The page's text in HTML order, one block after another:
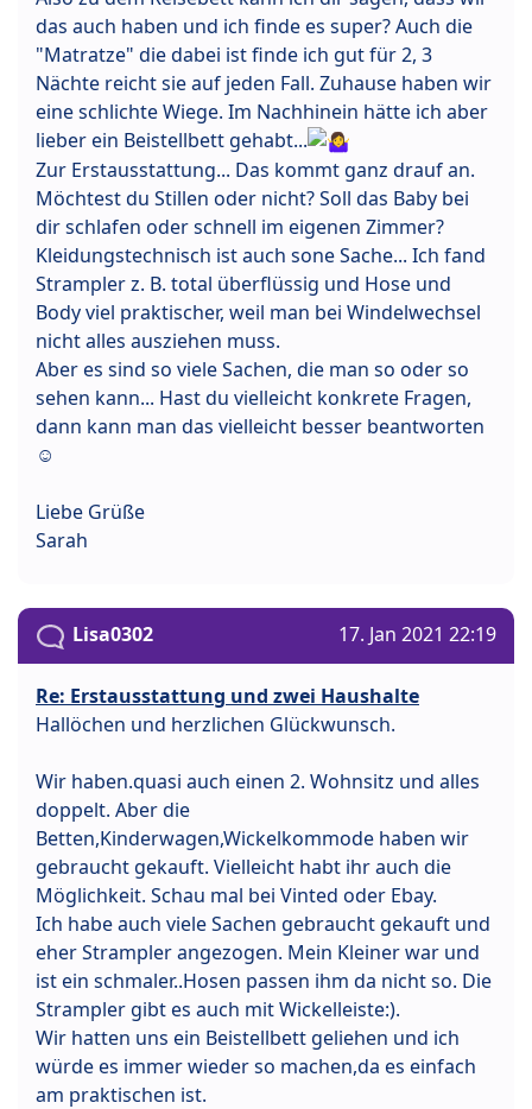
das auch haben und ich finde es super? Auch die
"Matratze" die dabei ist finde ich gut für 2, 3
Nächte reicht sie auf jeden Fall. Zuhause haben wir
eine schlichte Wiege. Im Nachhinein hätte ich aber
lieber ein Beistellbett gehabt...
Zur Erstausstattung... Das kommt ganz drauf an.
Möchtest du Stillen oder nicht? Soll das Baby bei
dir schlafen oder schnell im eigenen Zimmer?
Kleidungstechnisch ist auch sone Sache... Ich fand
Strampler z. B. total überflüssig und Hose und
Body viel praktischer, weil man bei Windelwechsel
nicht alles ausziehen muss.
Aber es sind so viele Sachen, die man so oder so
sehen kann... Hast du vielleicht konkrete Fragen,
dann kann man das vielleicht besser beantworten
☺
Liebe Grüße
Sarah
Lisa0302 17. Jan 2021 22:19
Re: Erstausstattung und zwei Haushalte
Hallöchen und herzlichen Glückwunsch.
Wir haben.quasi auch einen 2. Wohnsitz und alles
doppelt. Aber die
Betten,Kinderwagen,Wickelkommode haben wir
gebraucht gekauft. Vielleicht habt ihr auch die
Möglichkeit. Schau mal bei Vinted oder Ebay.
Ich habe auch viele Sachen gebraucht gekauft und
eher Strampler angezogen. Mein Kleiner war und
ist ein schmaler..Hosen passen ihm da nicht so. Die
Strampler gibt es auch mit Wickelleiste:).
Wir hatten uns ein Beistellbett geliehen und ich
würde es immer wieder so machen,da es einfach
am praktischen ist.